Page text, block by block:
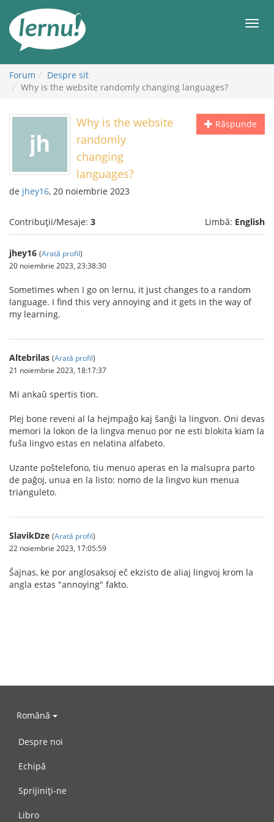
conținut
Forum
Despre sit
Why is the website randomly changing languages?
Răspunde
Why is the website
randomly
changing
languages?
de jhey16, 20 noiembrie 2023
Contribuții/Mesaje: 3 Limbă: English
jhey16 (Arată profil)
20 noiembrie 2023, 23:38:30
Sometimes when I go on lernu, it just changes to a random
language. I find this very annoying and it gets in the way of
my learning.
Altebrilas (Arată profil)
21 noiembrie 2023, 18:17:37
Mi ankaŭ spertis tion.
Plej bone reveni al la hejmpaĝo kaj ŝanĝi la lingvon. Oni devas
memori la lokon de la lingva menuo por ne esti blokita kiam la
fuŝa lingvo estas en nelatina alfabeto.
Uzante poŝtelefono, tiu menuo aperas en la malsupra parto
de paĝoj, unua en la listo: nomo de la lingvo kun menua
trianguleto.
SlavikDze (Arată profil)
22 noiembrie 2023, 17:05:59
Ŝajnas, ke por anglosaksoj eĉ ekzisto de aliaj lingvoj krom la
angla estas "annoying" fakto.
Română
Despre noi
Echipă
Sprijiniți-ne
Libro